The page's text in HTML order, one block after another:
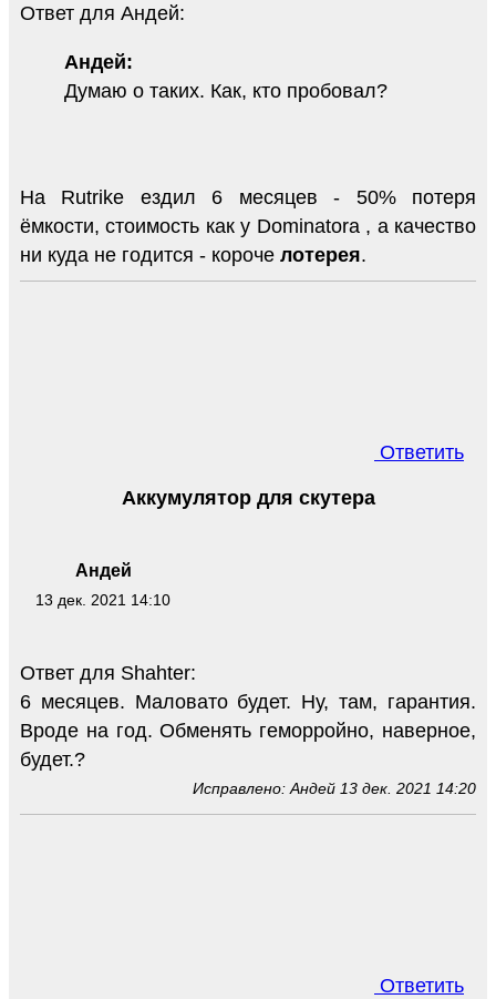
Ответ для Андей:
Андей:
Думаю о таких. Как, кто пробовал?
На Rutrike ездил 6 месяцев - 50% потеря
ёмкости, стоимость как у Dominatora , а качество
ни куда не годится - короче лотерея.
Ответить
Андей
13 дек. 2021 14:10
Аккумулятор для скутера
Ответ для Shahter:
6 месяцев. Маловато будет. Ну, там, гарантия.
Вроде на год. Обменять геморройно, наверное,
будет.?
Исправлено: Андей 13 дек. 2021 14:20
Ответить